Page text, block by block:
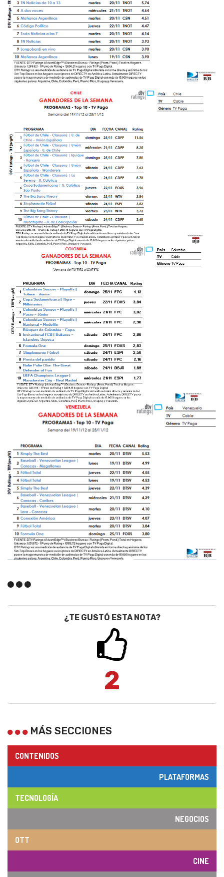
¿TE GUSTÓ ESTA NOTA?
2
MÁS SECCIONES
CONTENIDOS
PLATAFORMAS
TECNOLOGÍA
NEGOCIOS
OTT
CINE